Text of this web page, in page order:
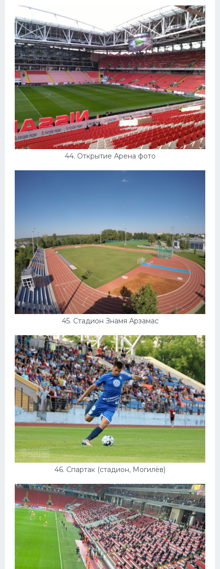
44. Открытие Арена фото
45. Стадион Знамя Арзамас
46. Спартак (стадион, Могилёв)